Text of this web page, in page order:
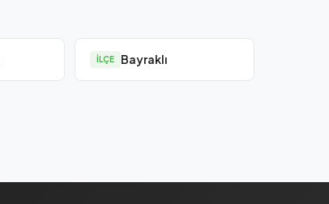
İLÇE Bayraklı